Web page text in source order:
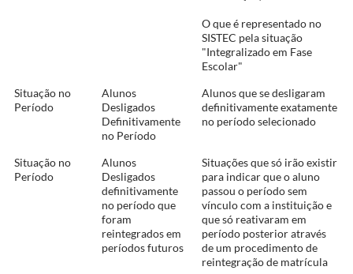
O que é representado no
SISTEC pela situação
"Integralizado em Fase
Escolar"
Situação no
Período
Alunos
Desligados
Definitivamente
no Período
Alunos que se desligaram
definitivamente exatamente
no período selecionado
Situação no
Período
Alunos
Desligados
definitivamente
no período que
foram
reintegrados em
períodos futuros
Situações que só irão existir
para indicar que o aluno
passou o período sem
vínculo com a instituição e
que só reativaram em
período posterior através
de um procedimento de
reintegração de matrícula